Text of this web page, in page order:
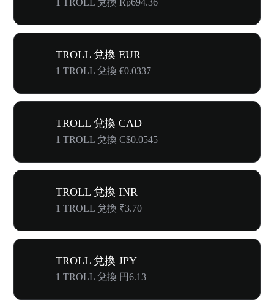
1 TROLL 兌換 Rp694.36
TROLL 兌換 EUR
1 TROLL 兌換 €0.0337
TROLL 兌換 CAD
1 TROLL 兌換 C$0.0545
TROLL 兌換 INR
1 TROLL 兌換 ₹3.70
TROLL 兌換 JPY
1 TROLL 兌換 円6.13